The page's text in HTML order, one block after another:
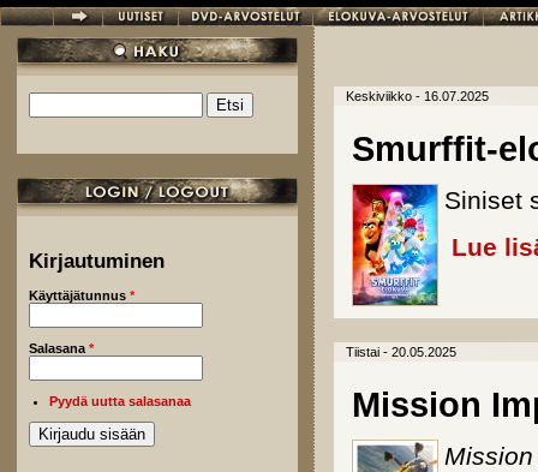
Hakulomake
Kirjautuminen
Käyttäjätunnus *
Salasana *
Pyydä uutta salasanaa
Keskiviikko - 16.07.2025
Smurffit-
Siniset
Lue
Tiistai - 20.05.2025
Mission